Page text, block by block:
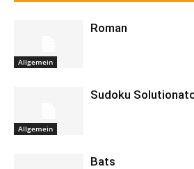
Allgemein
Roman
Allgemein
Sudoku
Bats